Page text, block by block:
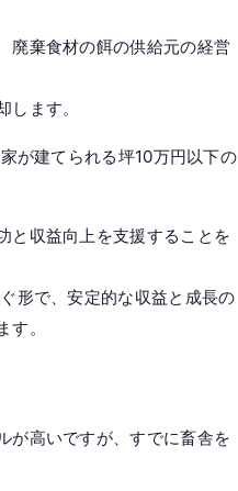
棄食材の餌の供給元の経営
ます。
建てられる坪10万円以下の
と収益向上を支援することを
形で、安定的な収益と成長の
。
が高いですが、すでに畜舎を